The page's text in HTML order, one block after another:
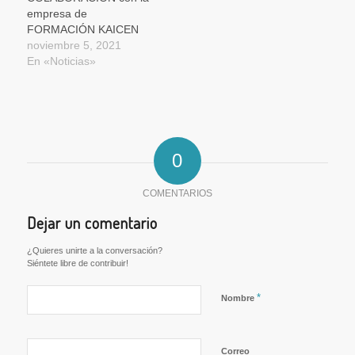
empresa de
FORMACIÓN KAICEN
noviembre 5, 2021
En «Noticias»
0
COMENTARIOS
Dejar un comentario
¿Quieres unirte a la conversación?
Siéntete libre de contribuir!
Nombre *
Correo